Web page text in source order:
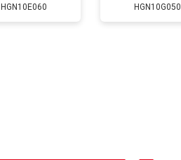
HGN10E060 HGN10G050